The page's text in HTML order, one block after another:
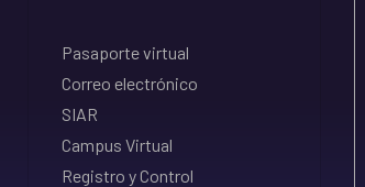
Pasaporte virtual
Correo electrónico
SIAR
Campus Virtual
Registro y Control